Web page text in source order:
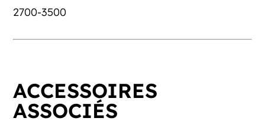
2700-3500
ACCESSOIRES
ASSOCIÉS